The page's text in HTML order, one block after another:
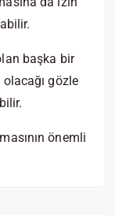
başka bir
olacağı gözle
önemli